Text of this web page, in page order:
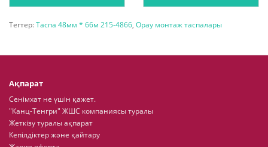
Тегтер:Таспа 48мм * 66м 215-4866, Орау монтаж таспалары
Ақпарат
Сенімхат не үшін қажет.
"Канц-Тенгри" ЖШС компаниясы туралы
Жеткізу туралы ақпарат
Кепілдіктер және қайтару